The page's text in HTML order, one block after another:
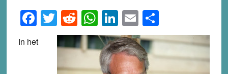
Facebook
Twitter
Reddit
WhatsApp
LinkedIn
EmailShare
In het